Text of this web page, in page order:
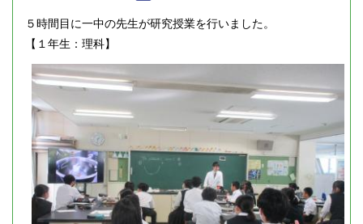
５時間目に一中の先生が研究授業を行いました。
【１年生：理科】